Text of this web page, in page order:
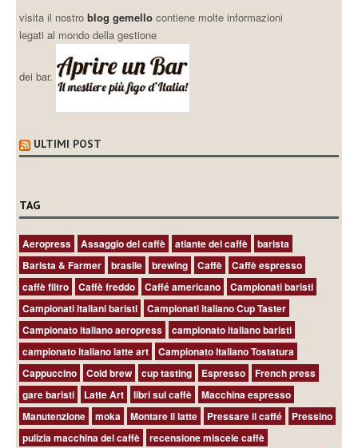
visita il nostroblog gemellocontiene molte informazioni
legati al mondo della gestione
dei bar.
ULTIMI POST
TAG
Aeropress Assaggio del caffè atlante del caffè
barista
Barista & Farmer
brasile brewing Caffè
Caffè espresso
caffè filtro
Caffè freddo Caffé americano
Campionati baristi
Campionati italiani baristi
Campionati italiano Cup Taster
Campionato italiano aeropress
campionato italiano baristi
campionato italiano latte art
Campionato Italiano Tostatura
Cappuccino
Cold brew cup tasting Espresso
French press
gare baristi
Latte Art libri sul caffè
Macchina espresso
Manutenzione
moka Montare il latte Pressare il caffé
Pressino
pulizia macchina del caffè
recensione miscele caffè